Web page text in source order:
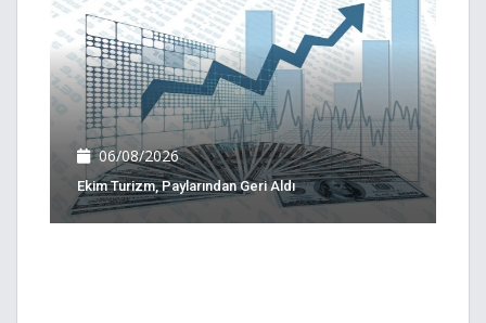
06/08/2026
Ekim Turizm, Paylarından Geri Aldı